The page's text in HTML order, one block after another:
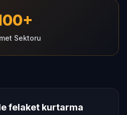
Sektoru
felaket kurtarma